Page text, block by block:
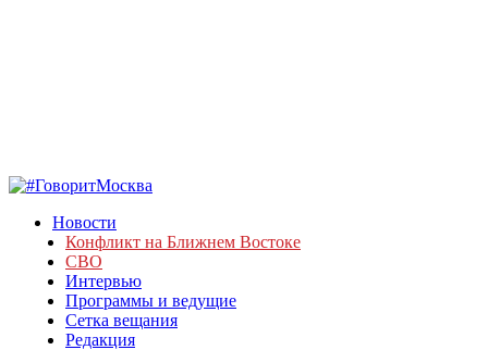
Новости
Конфликт на Ближнем Востоке
СВО
Интервью
Программы и ведущие
Сетка вещания
Редакция